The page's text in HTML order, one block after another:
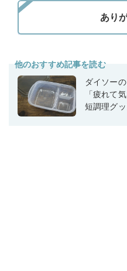
他のおすすめ記事を読む
ダイソー
「疲れて
短調理グ